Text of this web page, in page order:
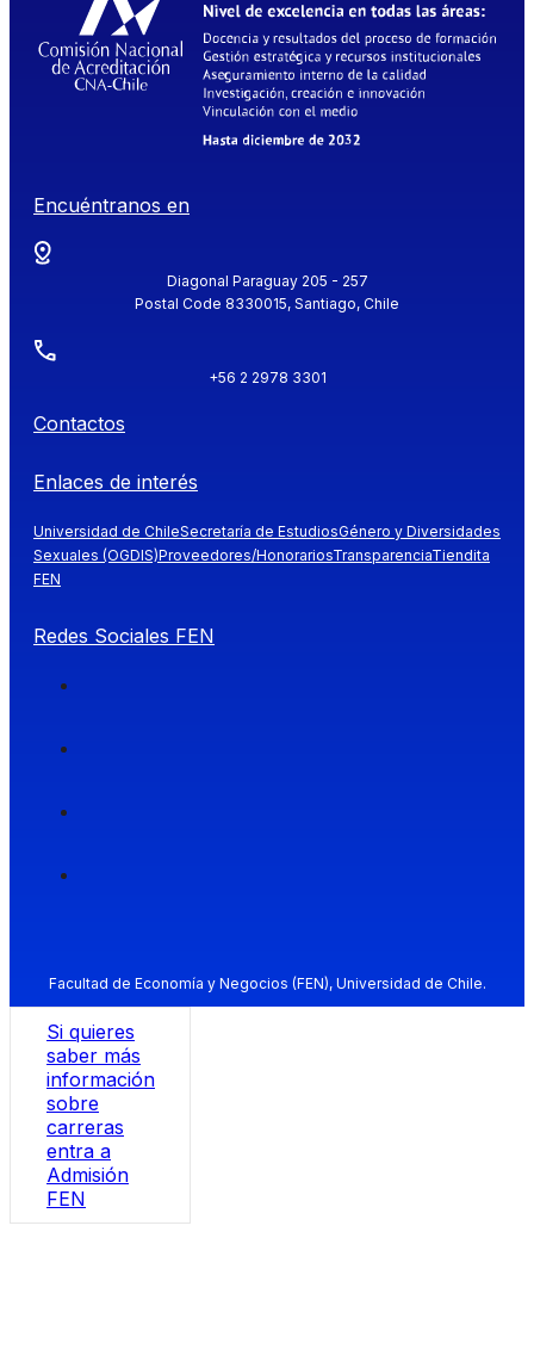
Encuéntranos en
Diagonal Paraguay 205 - 257
Postal Code 8330015, Santiago, Chile
+56 2 2978 3301
Contactos
Enlaces de interés
Universidad de ChileSecretaría de EstudiosGénero y Diversidades
Sexuales (OGDIS)Proveedores/HonorariosTransparenciaTiendita
FEN
Redes Sociales FEN
Facultad de Economía y Negocios (FEN), Universidad de Chile.
Si quieres
saber más
información
sobre
carreras
entra a
Admisión
FEN